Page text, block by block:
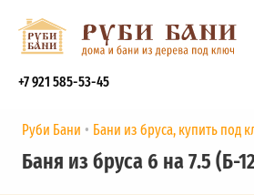
+7 921 585-53-45
Руби Бани Бани из бруса, купить под
Баня из бруса 6 на 7.5 (Б-